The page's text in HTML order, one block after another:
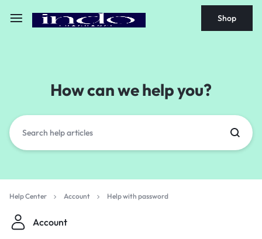
Shop
How can we help you?
Help Center Account Help with password
Account